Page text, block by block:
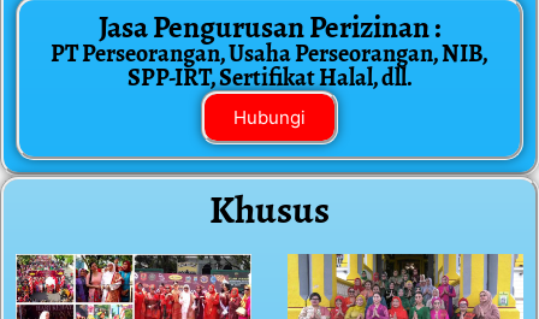
Jasa Pengurusan Perizinan :
PT Perseorangan, Usaha Perseorangan, NIB,
SPP-IRT, Sertifikat Halal, dll.
Hubungi
Khusus